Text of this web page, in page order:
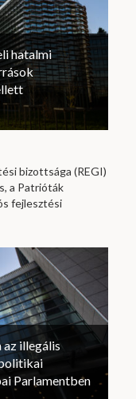
hatalmi
bizottsága (REGI)
a Patrióták
fejlesztési
illegális
Parlamentben